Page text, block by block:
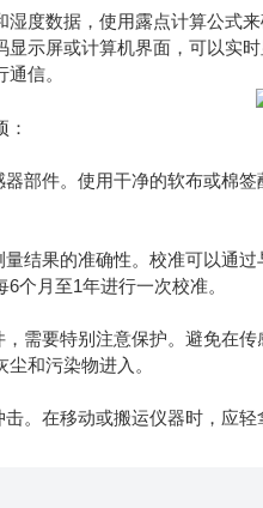
数据，使用露点计算公式来
显示屏或计算机界面，可以实
信。
件。使用干净的软布或棉签
果的准确性。校准可以通过
个月至1年进行一次校准。
要特别注意保护。避免在传
和污染物进入。
在移动或搬运仪器时，应轻